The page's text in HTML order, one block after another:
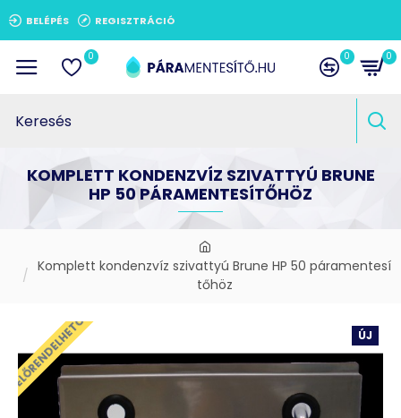
BELÉPÉS REGISZTRÁCIÓ
0 0 0
Komplett kondenzvíz szivattyú Brune HP 50 páramentesí
tőhöz
KOMPLETT KONDENZVÍZ SZIVATTYÚ BRUNE
HP 50 PÁRAMENTESÍTŐHÖZ
ÚJ
ELŐRENDELHETŐ